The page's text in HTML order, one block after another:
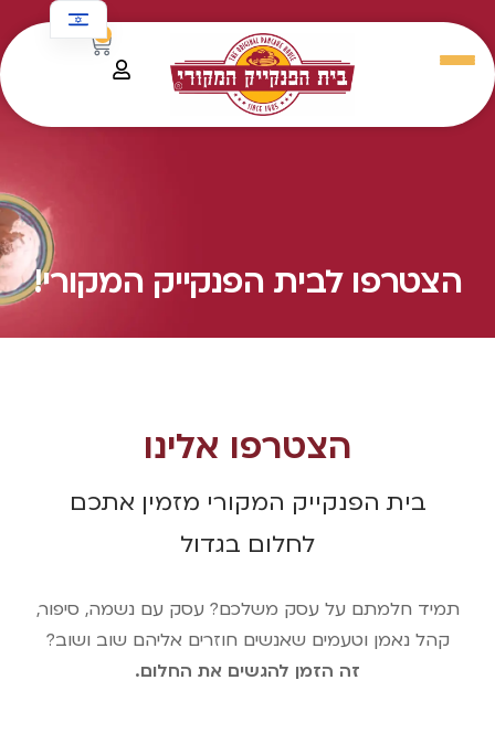
הצטרפו לבית הפנקייק המקורי!
הצטרפו אלינו
בית הפנקייק המקורי מזמין אתכם
לחלום בגדול
תמיד חלמתם על עסק משלכם? עסק עם נשמה, סיפור,
קהל נאמן וטעמים שאנשים חוזרים אליהם שוב ושוב?
זה הזמן להגשים את החלום.